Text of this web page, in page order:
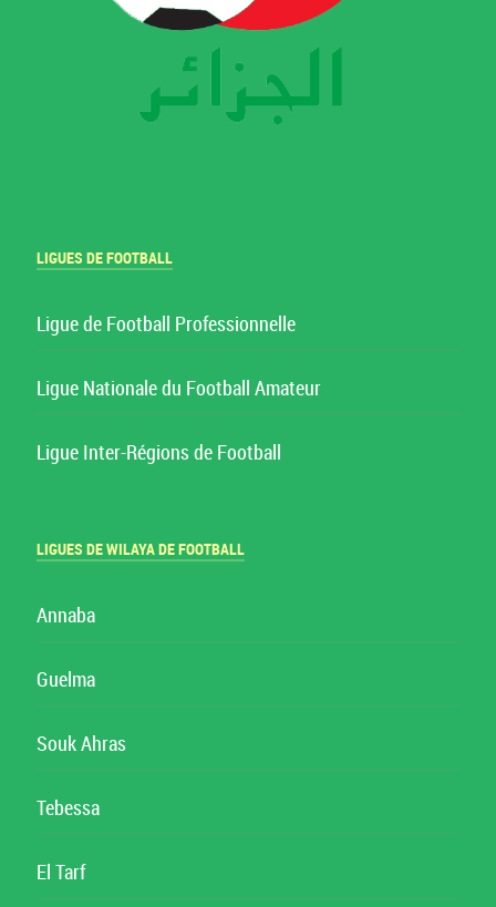
LIGUES DE FOOTBALL
Ligue de Football Professionnelle
Ligue Nationale du Football Amateur
Ligue Inter-Régions de Football
LIGUES DE WILAYA DE FOOTBALL
Annaba
Guelma
Souk Ahras
Tebessa
El Tarf